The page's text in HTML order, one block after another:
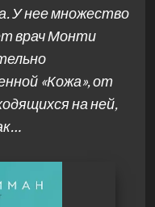
У нее множество
врач Монти
«Кожа», от
на ней,